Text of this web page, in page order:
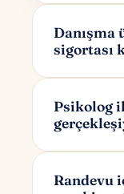
Danışma
sigortası
sigortaları
Psikolog
üzerinden
Randevu